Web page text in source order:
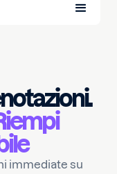
immediate su